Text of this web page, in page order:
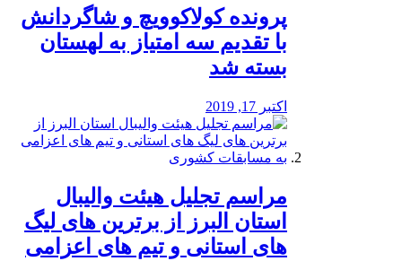
پرونده کولاکوویچ و شاگردانش
با تقدیم سه امتیاز به لهستان
بسته شد
اکتبر 17, 2019
مراسم تجلیل هیئت والیبال
استان البرز از برترین های لیگ
های استانی و تیم های اعزامی